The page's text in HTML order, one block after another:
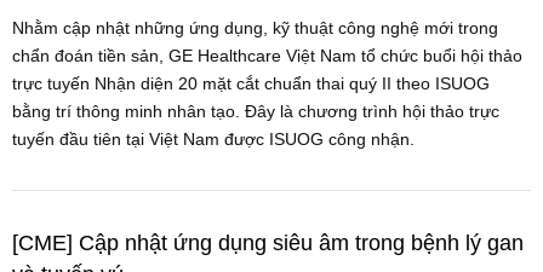
Nhằm cập nhật những ứng dụng, kỹ thuật công nghệ mới trong
chẩn đoán tiền sản, GE Healthcare Việt Nam tổ chức buổi hội thảo
trực tuyến Nhận diện 20 mặt cắt chuẩn thai quý II theo ISUOG
bằng trí thông minh nhân tạo. Đây là chương trình hội thảo trực
tuyến đầu tiên tại Việt Nam được ISUOG công nhận.
[CME] Cập nhật ứng dụng siêu âm trong bệnh lý gan